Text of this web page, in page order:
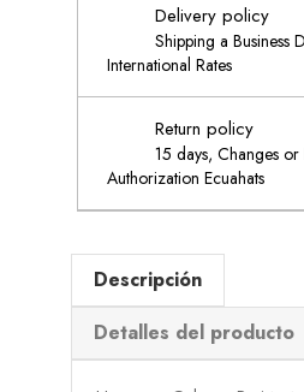
Delivery policy
Shipping a Business
International Rates
Return policy
15 days, Changes
Authorization Ecuahats
Descripción
Detalles del producto